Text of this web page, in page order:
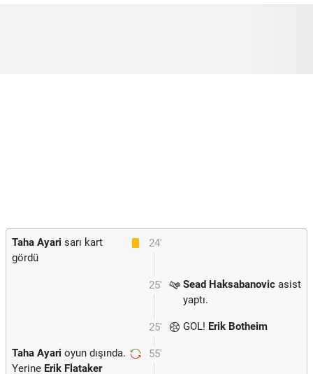
24'
Taha Ayari sarı kart
gördü
25' Sead Haksabanovic asist
yaptı.
25' GOL! Erik Botheim
55'
Taha Ayari oyun dışında.
Yerine Erik Flataker